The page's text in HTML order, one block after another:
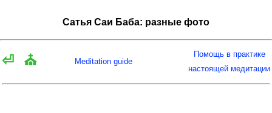
Сатья Саи Баба: разные фото
⏎ ⛪ Meditation guide
Помощь в практике
настоящей медитации